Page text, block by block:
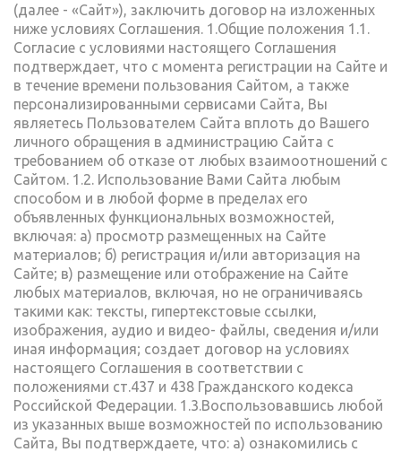
(далее - «Сайт»), заключить договор на изложенных
ниже условиях Соглашения. 1.Общие положения 1.1.
Согласие с условиями настоящего Соглашения
подтверждает, что с момента регистрации на Сайте и
в течение времени пользования Сайтом, а также
персонализированными сервисами Сайта, Вы
являетесь Пользователем Сайта вплоть до Вашего
личного обращения в администрацию Сайта с
требованием об отказе от любых взаимоотношений с
Сайтом. 1.2. Использование Вами Сайта любым
способом и в любой форме в пределах его
объявленных функциональных возможностей,
включая: а) просмотр размещенных на Сайте
материалов; б) регистрация и/или авторизация на
Сайте; в) размещение или отображение на Сайте
любых материалов, включая, но не ограничиваясь
такими как: тексты, гипертекстовые ссылки,
изображения, аудио и видео- файлы, сведения и/или
иная информация; создает договор на условиях
настоящего Соглашения в соответствии с
положениями ст.437 и 438 Гражданского кодекса
Российской Федерации. 1.3.Воспользовавшись любой
из указанных выше возможностей по использованию
Сайта, Вы подтверждаете, что: а) ознакомились с